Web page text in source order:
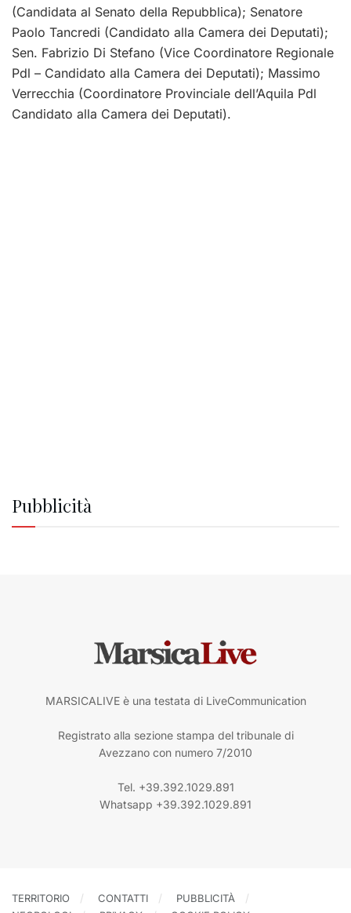
(Candidata al Senato della Repubblica); Senatore
Paolo Tancredi (Candidato alla Camera dei Deputati);
Sen. Fabrizio Di Stefano (Vice Coordinatore Regionale
Pdl – Candidato alla Camera dei Deputati); Massimo
Verrecchia (Coordinatore Provinciale dell’Aquila Pdl
Candidato alla Camera dei Deputati).
Pubblicità
MARSICALIVE è una testata di LiveCommunication
Registrato alla sezione stampa del tribunale di
Avezzano con numero 7/2010
Tel. +39.392.1029.891
Whatsapp +39.392.1029.891
TERRITORIO CONTATTI
PUBBLICITÀ